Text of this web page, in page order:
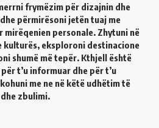
frymëzim për dizajnin dhe
përmirësoni jetën tuaj me
mirëqenien personale. Zhytuni në
kulturës, eksploroni destinacione
shumë më tepër. Kthjell është
t’u informuar dhe për t’u
me ne në këtë udhëtim të
zbulimi.